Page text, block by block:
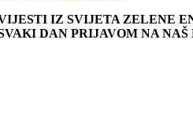
IZ SVIJETA ZELENE
DAN PRIJAVOM NA